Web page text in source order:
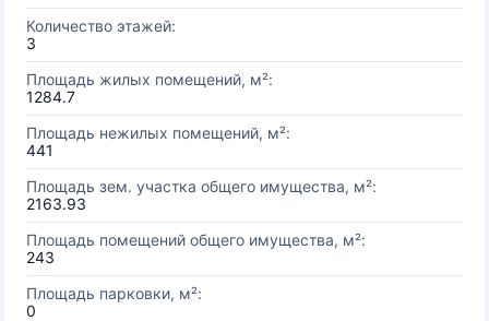
Количество этажей:
3
Площадь жилых помещений, м²:
1284.7
Площадь нежилых помещений, м²:
441
Площадь зем. участка общего имущества, м²:
2163.93
Площадь помещений общего имущества, м²:
243
Площадь парковки, м²:
0